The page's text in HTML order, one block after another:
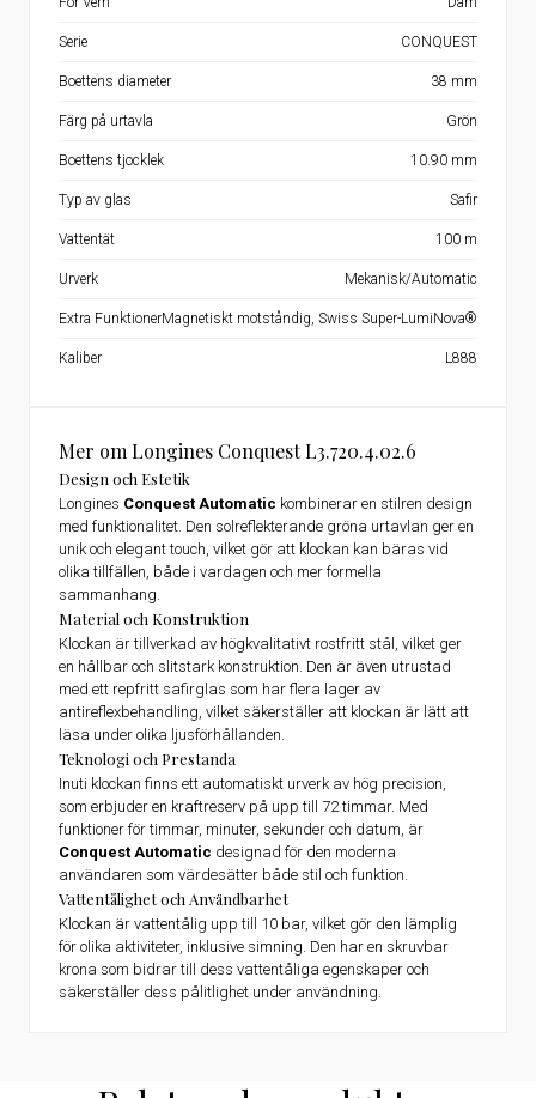
Mer om Longines Conquest L3.720.4.02.6
Design och Estetik
Longines Conquest Automatic kombinerar en stilren design
med funktionalitet. Den solreflekterande gröna urtavlan ger en
unik och elegant touch, vilket gör att klockan kan bäras vid
olika tillfällen, både i vardagen och mer formella
sammanhang.
Material och Konstruktion
Klockan är tillverkad av högkvalitativt rostfritt stål, vilket ger
en hållbar och slitstark konstruktion. Den är även utrustad
med ett repfritt safirglas som har flera lager av
antireflexbehandling, vilket säkerställer att klockan är lätt att
läsa under olika ljusförhållanden.
Teknologi och Prestanda
Inuti klockan finns ett automatiskt urverk av hög precision,
som erbjuder en kraftreserv på upp till 72 timmar. Med
funktioner för timmar, minuter, sekunder och datum, är
Conquest Automatic designad för den moderna
användaren som värdesätter både stil och funktion.
Vattentålighet och Användbarhet
Klockan är vattentålig upp till 10 bar, vilket gör den lämplig
för olika aktiviteter, inklusive simning. Den har en skruvbar
krona som bidrar till dess vattentåliga egenskaper och
säkerställer dess pålitlighet under användning.
Serie CONQUEST
Boettens diameter 38 mm
Färg på urtavla Grön
Boettens tjocklek 10.90 mm
Typ av glas Safir
Vattentät 100 m
Urverk Mekanisk/Automatic
Extra FunktionerMagnetiskt motståndig, Swiss Super-LumiNova®
Kaliber L888